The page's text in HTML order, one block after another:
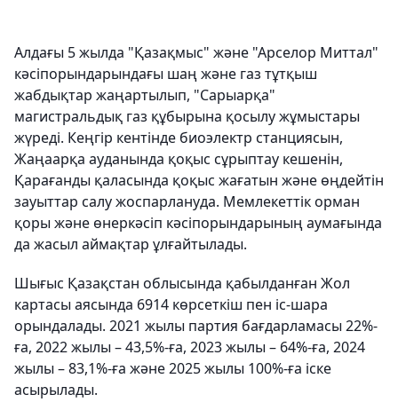
Алдағы 5 жылда "Қазақмыс" және "Арселор Миттал"
кәсіпорындарындағы шаң және газ тұтқыш
жабдықтар жаңартылып, "Сарыарқа"
магистральдық газ құбырына қосылу жұмыстары
жүреді. Кеңгір кентінде биоэлектр станциясын,
Жаңаарқа ауданында қоқыс сұрыптау кешенін,
Қарағанды қаласында қоқыс жағатын және өңдейтін
зауыттар салу жоспарлануда. Мемлекеттік орман
қоры және өнеркәсіп кәсіпорындарының аумағында
да жасыл аймақтар ұлғайтылады.
Шығыс Қазақстан облысында қабылданған Жол
картасы аясында 6914 көрсеткіш пен іс-шара
орындалады. 2021 жылы партия бағдарламасы 22%-
ға, 2022 жылы – 43,5%-ға, 2023 жылы – 64%-ға, 2024
жылы – 83,1%-ға және 2025 жылы 100%-ға іске
асырылады.